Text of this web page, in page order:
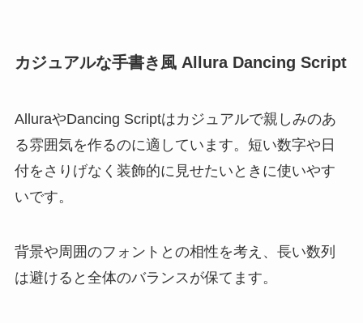
カジュアルな手書き風 Allura Dancing Script
AlluraやDancing Scriptはカジュアルで親しみのあ
る雰囲気を作るのに適しています。短い数字や日
付をさりげなく装飾的に見せたいときに使いやす
いです。
背景や周囲のフォントとの相性を考え、長い数列
は避けると全体のバランスが保てます。